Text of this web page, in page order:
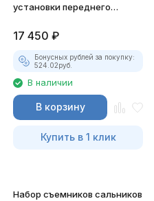
установки переднего
JTC-7774
17 450 ₽
Бонусных рублей за покупку:
524.02руб.
В наличии
В корзину
Купить в 1 клик
Набор съемников сальников